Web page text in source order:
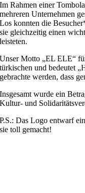
Im Rahmen einer
mehreren Unternehmen
Los konnten die
sie gleichzeitig einen
leisteten.
Unser Motto „EL ELE“
türkischen und bedeutet
gebrachte werden, dass
Insgesamt wurde ein
Kultur- und
P.S.: Das Logo entwarf
sie toll gemacht!